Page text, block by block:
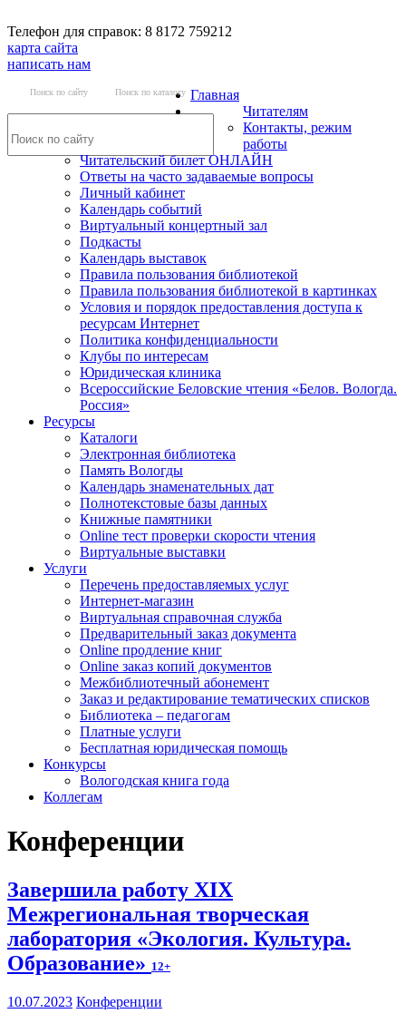
Телефон для справок: 8 8172 759212
карта сайта
написать нам
Поиск по сайту Поиск по каталогу Главная
Читателям
Контакты, режим
работы
Читательский билет ОНЛАЙН
Ответы на часто задаваемые вопросы
Личный кабинет
Календарь событий
Виртуальный концертный зал
Подкасты
Календарь выставок
Правила пользования библиотекой
Правила пользования библиотекой в картинках
Условия и порядок предоставления доступа к
ресурсам Интернет
Политика конфиденциальности
Клубы по интересам
Юридическая клиника
Всероссийские Беловские чтения «Белов. Вологда.
Россия»
Ресурсы
Каталоги
Электронная библиотека
Память Вологды
Календарь знаменательных дат
Полнотекстовые базы данных
Книжные памятники
Online тест проверки скорости чтения
Виртуальные выставки
Услуги
Перечень предоставляемых услуг
Интернет-магазин
Виртуальная справочная служба
Предварительный заказ документа
Online продление книг
Online заказ копий документов
Межбиблиотечный абонемент
Заказ и редактирование тематических списков
Библиотека – педагогам
Платные услуги
Бесплатная юридическая помощь
Конкурсы
Вологодская книга года
Коллегам
Конференции
Завершила работу XIX
Межрегиональная творческая
лаборатория «Экология. Культура.
Образование» 12+
10.07.2023 Конференции